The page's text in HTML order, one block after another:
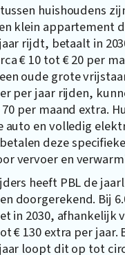
huishoudens
klein appartement
rijdt, betaalt in
€ 10 tot € 20 per
oude grote
per jaar rijden,
per maand extra.
auto en volledig
deze specifieke
vervoer en
heeft PBL de
doorgerekend. Bij
in 2030, afhankelijk
€ 130 extra per jaar.
loopt dit op tot